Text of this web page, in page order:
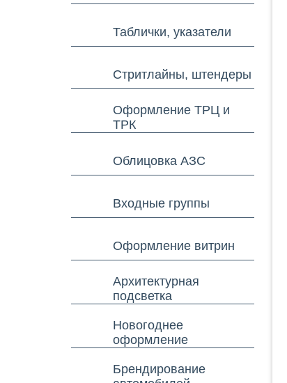
Таблички, указатели
Стритлайны, штендеры
Оформление ТРЦ и
ТРК
Облицовка АЗС
Входные группы
Оформление витрин
Архитектурная
подсветка
Новогоднее
оформление
Брендирование